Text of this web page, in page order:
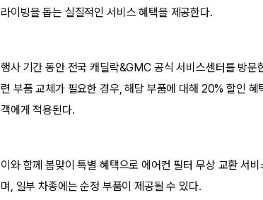
라이빙을 돕는 실질적인 서비스 혜택을 제공한다.
행사 기간 동안 전국 캐딜락&GMC 공식 서비스센터를 방
련 부품 교체가 필요한 경우, 해당 부품에 대해 20% 할인
객에게 적용된다.
이와 함께 봄맞이 특별 혜택으로 에어컨 필터 무상 교환 서
며, 일부 차종에는 순정 부품이 제공될 수 있다.